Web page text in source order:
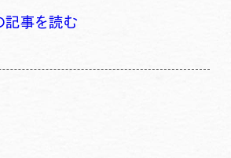
記事を読む